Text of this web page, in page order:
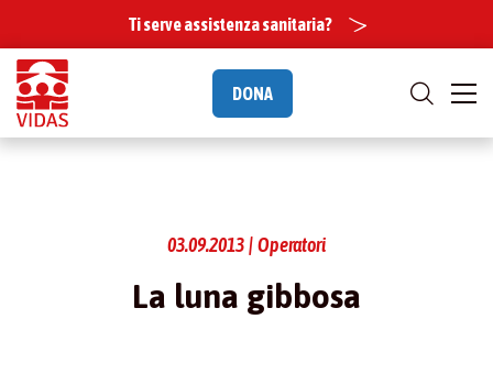
Ti serve assistenza sanitaria?
DONA
03.09.2013 | Operatori
La luna gibbosa